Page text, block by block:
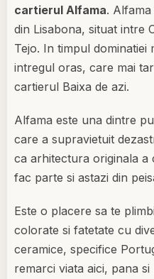
cartierul Alfama.
din Lisabona, situat intre
Tejo. In timpul
intregul oras, care mai
cartierul Baixa de azi.
Alfama este una dintre
care a supravietuit
ca arhitectura originala a
fac parte si astazi din
Este o placere sa te
colorate si fatetate cu
ceramice, specifice
remarci viata aici, pana